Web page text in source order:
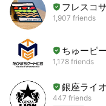
フレスコ
1,907 friends
ちゅーピ
1,178 friends
銀座ライ
447 friends